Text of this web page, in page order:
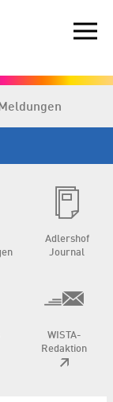
Meldungen
Adlershof
Journal
WISTA-
Redaktion